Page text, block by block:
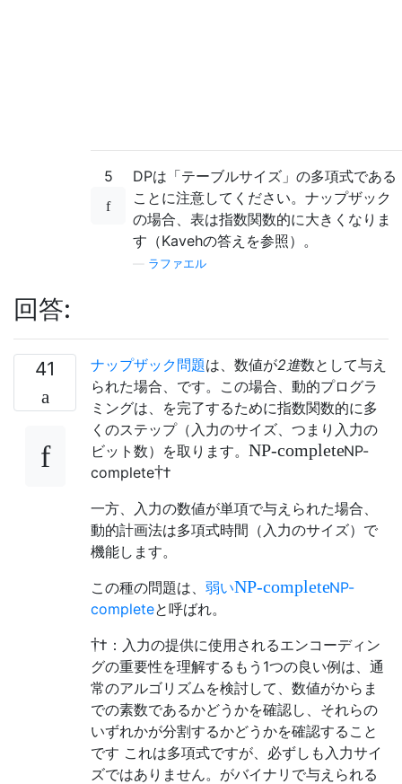
5
DPは「テーブルサイズ」の多項式である
ことに注意してください。ナップザック
の場合、表は指数関数的に大きくなりま
す（Kavehの答えを参照）。
ラファエル
回答:
41 ナップザック問題は、数値が2進数として与え
られた場合、です。この場合、動的プログラ
ミングは、を完了するために指数関数的に多
くのステップ（入力のサイズ、つまり入力の
ビット数）を取ります。 NP-completeNP-
complete††
一方、入力の数値が単項で与えられた場合、
動的計画法は多項式時間（入力のサイズ）で
機能します。
この種の問題は、 弱いNP-completeNP-
completeと呼ばれ。
†† ：入力の提供に使用されるエンコーディン
グの重要性を理解するもう1つの良い例は、通
常のアルゴリズムを検討して、数値がからま
での素数であるかどうかを確認し、それらの
いずれかが分割するかどうかを確認すること
です これは多項式ですが、必ずしも入力サイ
ズではありません。がバイナリで与えられる